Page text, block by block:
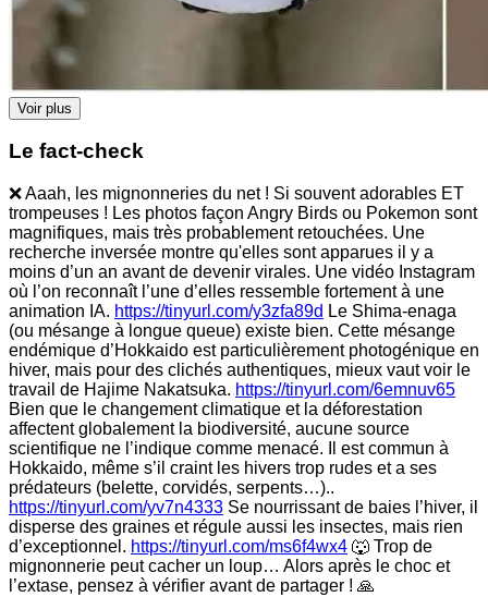
Voir plus
Le fact-check
❌ Aaah, les mignonneries du net ! Si souvent adorables ET
trompeuses ! Les photos façon Angry Birds ou Pokemon sont
magnifiques, mais très probablement retouchées. Une
recherche inversée montre qu'elles sont apparues il y a
moins d’un an avant de devenir virales. Une vidéo Instagram
où l’on reconnaît l’une d’elles ressemble fortement à une
animation IA. https://tinyurl.com/y3zfa89d Le Shima-enaga
(ou mésange à longue queue) existe bien. Cette mésange
endémique d’Hokkaido est particulièrement photogénique en
hiver, mais pour des clichés authentiques, mieux vaut voir le
travail de Hajime Nakatsuka. https://tinyurl.com/6emnuv65
Bien que le changement climatique et la déforestation
affectent globalement la biodiversité, aucune source
scientifique ne l’indique comme menacé. Il est commun à
Hokkaido, même s’il craint les hivers trop rudes et a ses
prédateurs (belette, corvidés, serpents…)..
https://tinyurl.com/yv7n4333 Se nourrissant de baies l’hiver, il
disperse des graines et régule aussi les insectes, mais rien
d’exceptionnel. https://tinyurl.com/ms6f4wx4 🐺 Trop de
mignonnerie peut cacher un loup… Alors après le choc et
l’extase, pensez à vérifier avant de partager ! 🙏